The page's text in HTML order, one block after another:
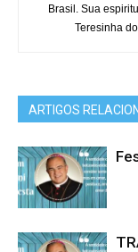
Brasil. Sua
Teresinha
ARTIGOS